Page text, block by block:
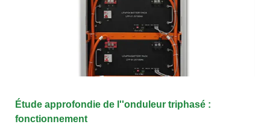
Étude approfondie de l''onduleur triphasé :
fonctionnement